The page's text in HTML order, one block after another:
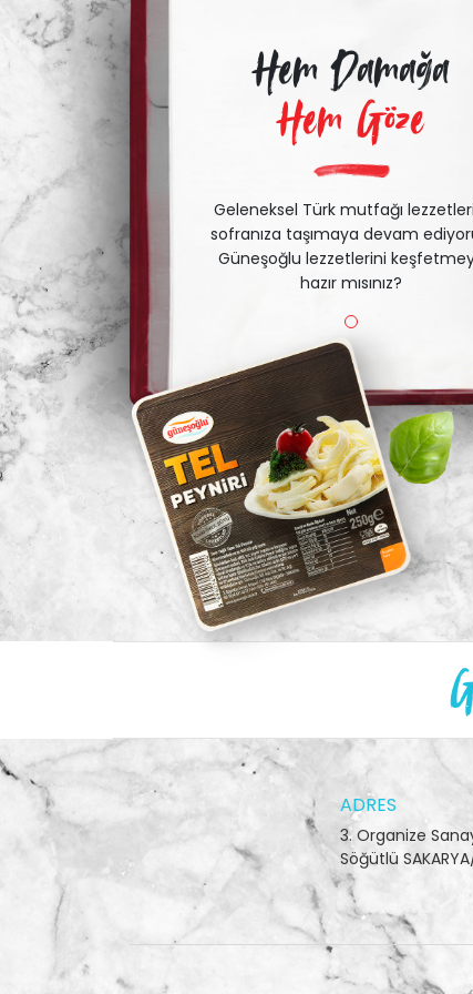
Hem Damağa
Hem Göze
Geleneksel Türk mutfağı
sofranıza taşımaya devam
Güneşoğlu lezzetlerini
hazır mısınız?
ADRES
3. Organize
Söğütlü